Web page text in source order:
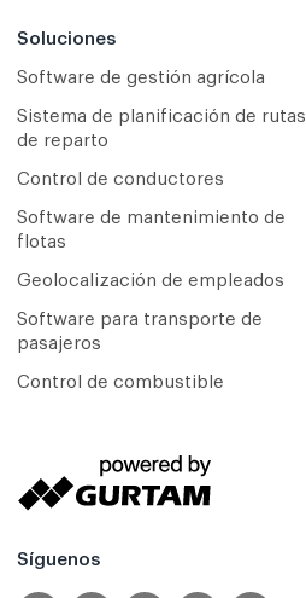
Soluciones
Software de gestión agrícola
Sistema de planificación de rutas
de reparto
Сontrol de conductores
Software de mantenimiento de
flotas
Geolocalización de empleados
Software para transporte de
pasajeros
Control de combustible
Síguenos